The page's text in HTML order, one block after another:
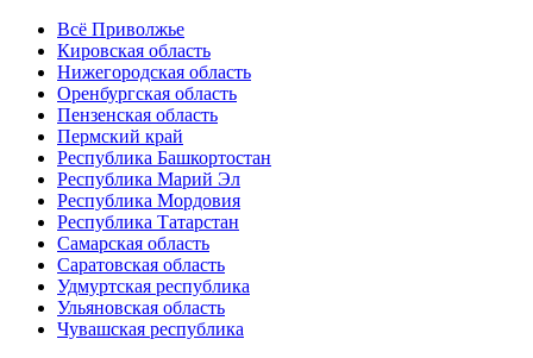
Всё Приволжье
Кировская область
Нижегородская область
Оренбургская область
Пензенская область
Пермский край
Республика Башкортостан
Республика Марий Эл
Республика Мордовия
Республика Татарстан
Самарская область
Саратовская область
Удмуртская республика
Ульяновская область
Чувашская республика